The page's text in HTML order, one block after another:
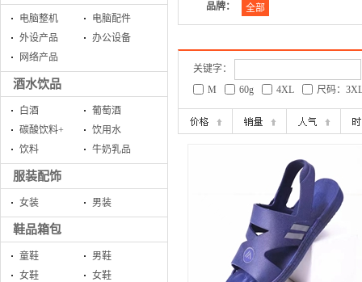
电脑整机
电脑配件
外设产品
办公设备
网络产品
酒水饮品
白酒
葡萄酒
碳酸饮料+
饮用水
饮料
牛奶乳品
服装配饰
女装 男装
鞋品箱包
童鞋
男鞋
女鞋
女鞋
品牌： 全部
关键字：
M
60g 4XL 尺码：